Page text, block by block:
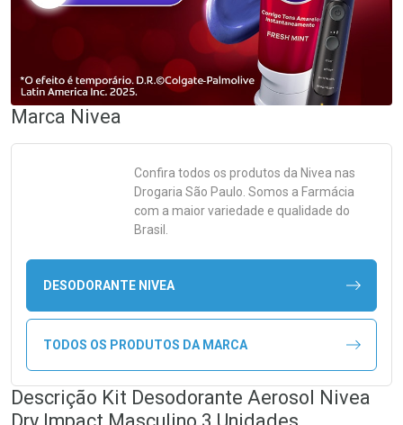
Marca Nivea
Confira todos os produtos da Nivea nas
Drogaria São Paulo. Somos a Farmácia
com a maior variedade e qualidade do
Brasil.
DESODORANTE NIVEA
TODOS OS PRODUTOS DA MARCA
Descrição Kit Desodorante Aerosol Nivea